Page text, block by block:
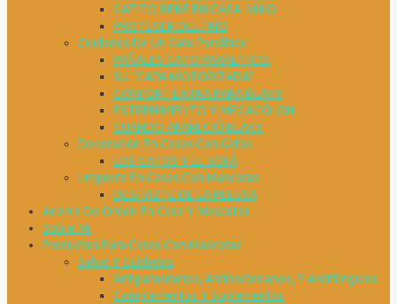
GATITO BEBÉ EN CASA. MIKO.
PROTEGER DEL FRÍO
Cuidados De Un Gato Paralítico
PAÑALES GATO PARALÍTICO.
SU “CAPA MOTORIZADA”
CONFORT EXTRA PARA BLAKY
ESTREÑIMIENTO Y MEGACÓLON.
CUANDO APARECIÓ BLAKY
Decoración En Casas Con Gatos
LOS GATOS Y EL SOFÁ
Limpieza En Casas Con Mascotas
DESHAZTE DE LA PELUSA
Acerca De Orden En Casa Y Mascotas
Sobre Mi
Productos Para Casas Con Mascotas
Salud Y Cuidados
Antiparasitarios, Antibacterianos, Y Antifúngicos
Complementos Y Suplementos